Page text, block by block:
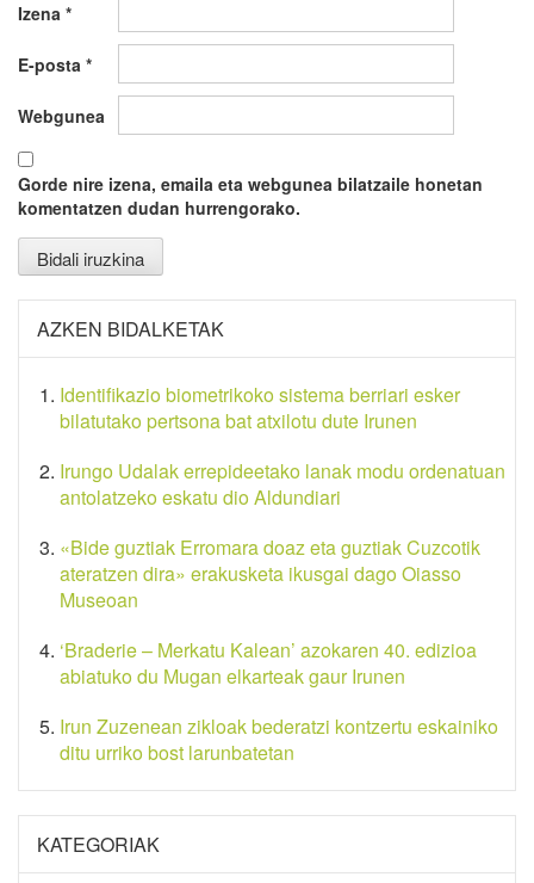
Izena *
E-posta *
Webgunea
Gorde nire izena, emaila eta webgunea bilatzaile honetan
komentatzen dudan hurrengorako.
AZKEN BIDALKETAK
Identifikazio biometrikoko sistema berriari esker
bilatutako pertsona bat atxilotu dute Irunen
Irungo Udalak errepideetako lanak modu ordenatuan
antolatzeko eskatu dio Aldundiari
«Bide guztiak Erromara doaz eta guztiak Cuzcotik
ateratzen dira» erakusketa ikusgai dago Oiasso
Museoan
‘Braderie – Merkatu Kalean’ azokaren 40. edizioa
abiatuko du Mugan elkarteak gaur Irunen
Irun Zuzenean zikloak bederatzi kontzertu eskainiko
ditu urriko bost larunbatetan
KATEGORIAK